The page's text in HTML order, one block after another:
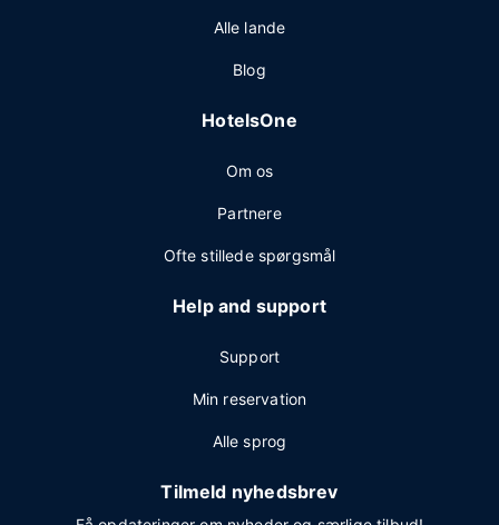
Alle lande
Blog
HotelsOne
Om os
Partnere
Ofte stillede spørgsmål
Help and support
Support
Min reservation
Alle sprog
Tilmeld nyhedsbrev